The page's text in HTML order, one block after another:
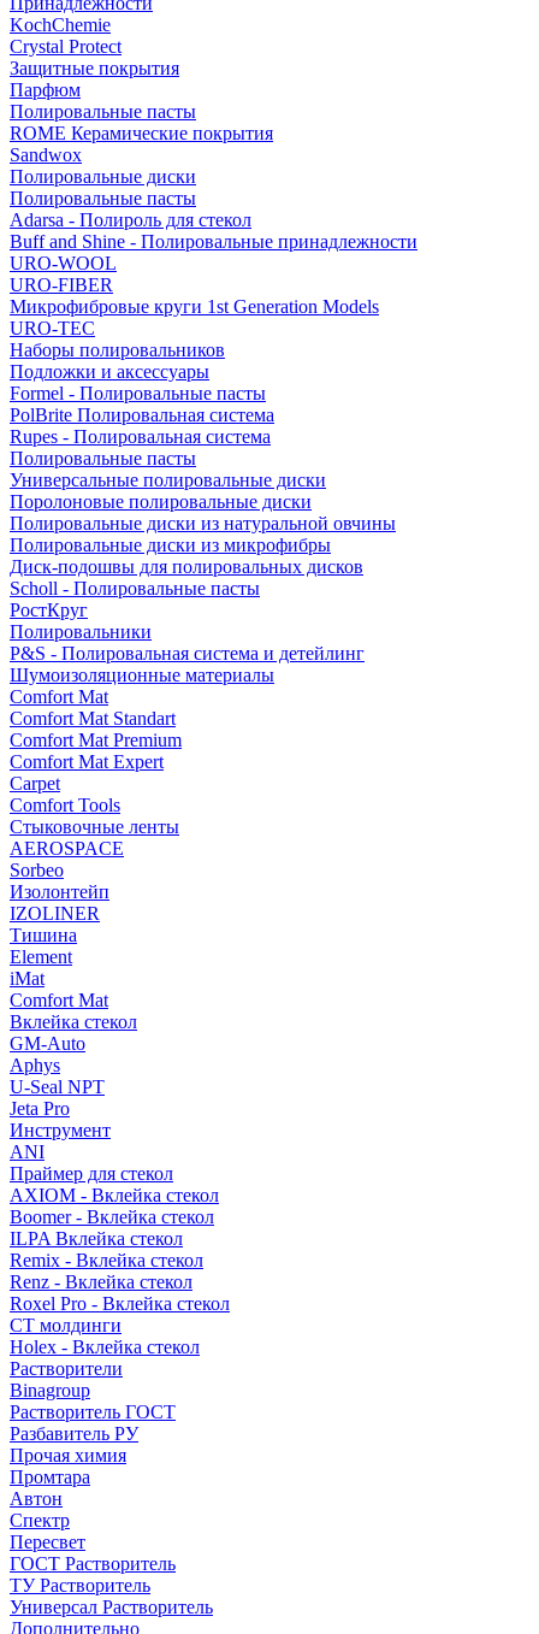
KochChemie
Crystal Protect
Защитные покрытия
Парфюм
Полировальные пасты
ROME Керамические покрытия
Sandwox
Полировальные диски
Полировальные пасты
Adarsa - Полироль для стекол
Buff and Shine - Полировальные принадлежности
URO-WOOL
URO-FIBER
Микрофибровые круги 1st Generation Models
URO-TEC
Наборы полировальников
Подложки и аксессуары
Formel - Полировальные пасты
PolBrite Полировальная система
Rupes - Полировальная система
Полировальные пасты
Универсальные полировальные диски
Поролоновые полировальные диски
Полировальные диски из натуральной овчины
Полировальные диски из микрофибры
Диск-подошвы для полировальных дисков
Scholl - Полировальные пасты
РостКруг
Полировальники
P&S - Полировальная система и детейлинг
Шумоизоляционные материалы
Comfort Mat
Comfort Mat Standart
Comfort Mat Premium
Comfort Mat Expert
Carpet
Comfort Tools
Стыковочные ленты
AEROSPACE
Sorbeo
Изолонтейп
IZOLINER
Тишина
Element
iMat
Comfort Mat
Вклейка стекол
GM-Auto
Aphys
U-Seal NPT
Jeta Pro
Инструмент
ANI
Праймер для стекол
AXIOM - Вклейка стекол
Boomer - Вклейка стекол
ILPA Вклейка стекол
Remix - Вклейка стекол
Renz - Вклейка стекол
Roxel Pro - Вклейка стекол
СТ молдинги
Holex - Вклейка стекол
Растворители
Binagroup
Растворитель ГОСТ
Разбавитель РУ
Прочая химия
Промтара
Автон
Спектр
Пересвет
ГОСТ Растворитель
ТУ Растворитель
Универсал Растворитель
Дополнительно